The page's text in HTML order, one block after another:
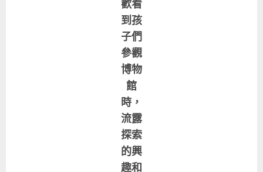
歡看
到孩
子們
參觀
博物
館
時，
流露
探索
的興
趣和